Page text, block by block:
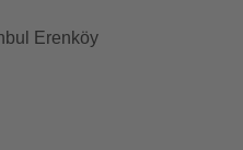
Erenköy